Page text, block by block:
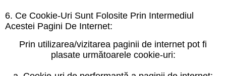
6. Ce Cookie-Uri Sunt Folosite Prin Intermediul
Acestei Pagini De Internet:
Prin utilizarea/vizitarea paginii de internet pot fi
plasate următoarele cookie-uri: